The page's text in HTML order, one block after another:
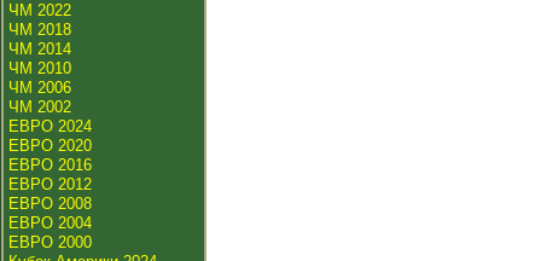
ЧМ 2022
ЧМ 2018
ЧМ 2014
ЧМ 2010
ЧМ 2006
ЧМ 2002
ЕВРО 2024
ЕВРО 2020
ЕВРО 2016
ЕВРО 2012
ЕВРО 2008
ЕВРО 2004
ЕВРО 2000